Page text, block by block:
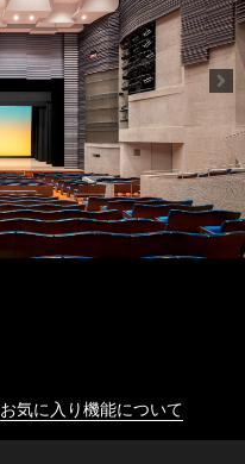
お気に入り機能について